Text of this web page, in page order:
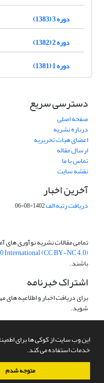
این وب سایت از کوکی ها برای
خدمات استفاده می کند.
متوجه شدم
دوره 3 (1383)
دوره 2 (1382)
دوره 1 (1381)
دسترسی سریع
صفحه اصلی
درباره نشریه
اعضای هیات تحریریه
ارسال مقاله
تماس با ما
نقشه سایت
آخرین اخبار
دریافت رتبه الف1402-08-06
تمامی مقالات نشریه نوآوری
(CC BY-NC 4.0)
باشند.
اشتراک خبرنامه
برای دریافت اخبار و اطلاعیه
شوید.
سامانه مدیریت نشریات علمی.